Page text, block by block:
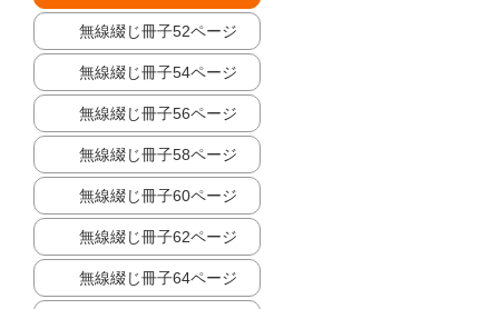
無線綴じ冊子52ページ
無線綴じ冊子54ページ
無線綴じ冊子56ページ
無線綴じ冊子58ページ
無線綴じ冊子60ページ
無線綴じ冊子62ページ
無線綴じ冊子64ページ